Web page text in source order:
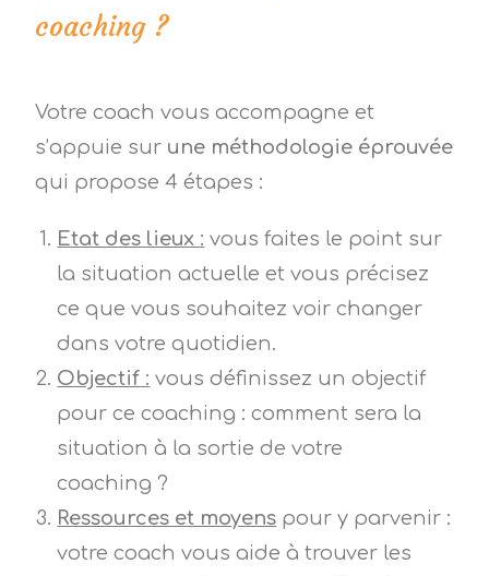
coaching ?
Votre coach vous accompagne et
s’appuie sur une méthodologie éprouvée
qui propose 4 étapes :
Etat des lieux : vous faites le point sur
la situation actuelle et vous précisez
ce que vous souhaitez voir changer
dans votre quotidien.
Objectif : vous définissez un objectif
pour ce coaching : comment sera la
situation à la sortie de votre
coaching ?
Ressources et moyens pour y parvenir :
votre coach vous aide à trouver les